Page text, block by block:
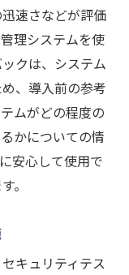
速さなどが評価
理システムを使
クは、システム
、導入前の参考
ムがどの程度の
かについての情
安心して使用で
。
キュリティテス